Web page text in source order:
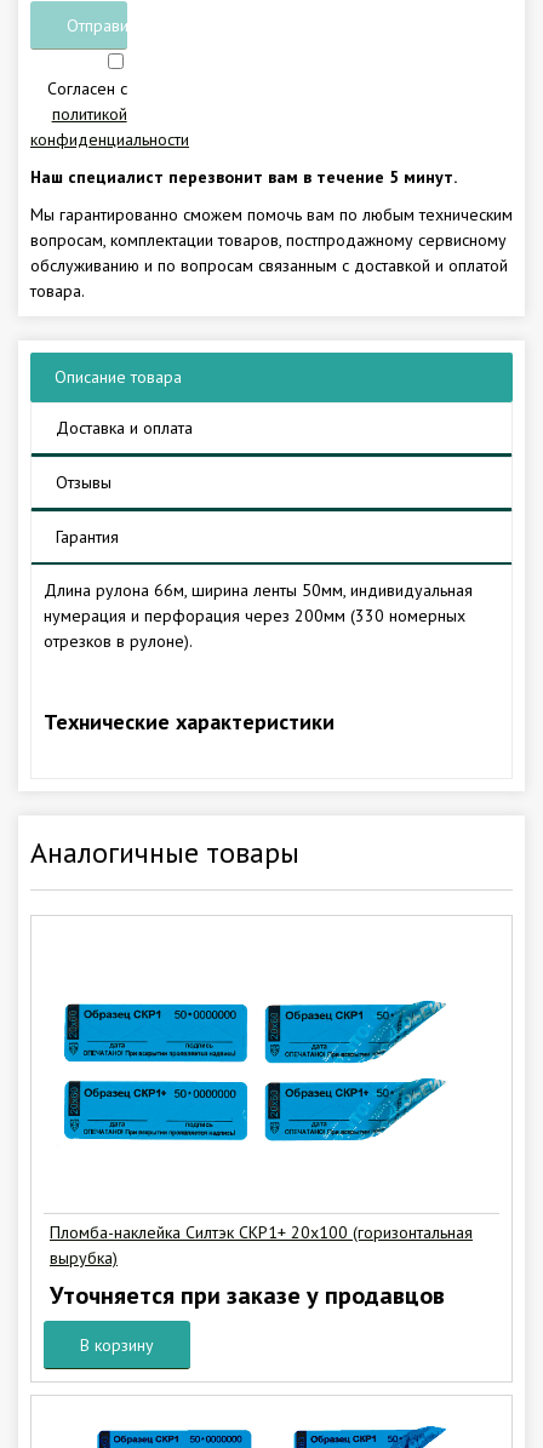
Отправить
заявку
Согласен с
политикой
конфиденциальности
Наш специалист перезвонит вам в течение 5 минут.
Мы гарантированно сможем помочь вам по любым техническим
вопросам, комплектации товаров, постпродажному сервисному
обслуживанию и по вопросам связанным с доставкой и оплатой
товара.
Описание товара
Доставка и оплата
Отзывы
Гарантия
Длина рулона 66м, ширина ленты 50мм, индивидуальная
нумерация и перфорация через 200мм (330 номерных
отрезков в рулоне).
Технические характеристики
Аналогичные товары
Пломба-наклейка Силтэк СКР1+ 20х100 (горизонтальная
вырубка)
Уточняется при заказе у продавцов
В корзину